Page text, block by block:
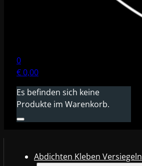
0
€0,00
Es befinden sich keine
Produkte im Warenkorb.
Abdichten Kleben Versiegeln